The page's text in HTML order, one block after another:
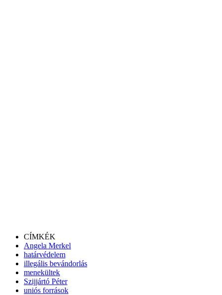
CÍMKÉK
Angela Merkel
határvédelem
illegális bevándorlás
menekültek
Szijjártó Péter
uniós források